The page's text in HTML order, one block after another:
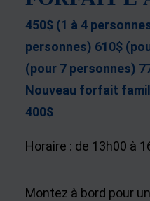
450$ (1 à 4
personnes) 610$
(pour 7 personnes)
Nouveau forfait
400$
Horaire : de 13h00 à
Montez à bord pour